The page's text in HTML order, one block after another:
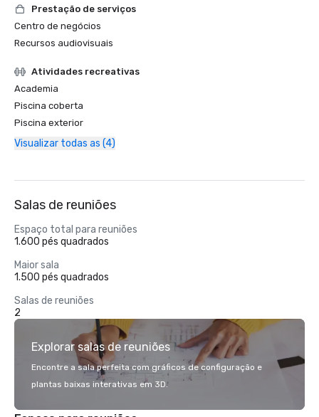
Prestação de serviços
Centro de negócios
Recursos audiovisuais
Atividades recreativas
Academia
Piscina coberta
Piscina exterior
Visualizar todas as (4)
Salas de reuniões
Espaço total para reuniões
1.600 pés quadrados
Maior sala
1.500 pés quadrados
Salas de reuniões
2
Explorar salas de reuniões
Encontre a sala perfeita com gráficos de configuração e
plantas baixas interativas em 3D.